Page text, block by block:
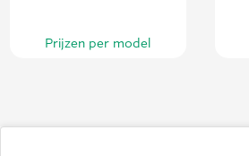
Prijzen per model